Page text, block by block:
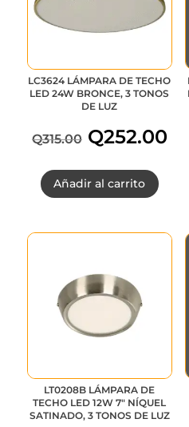
LC3624 LÁMPARA DE TECHO
LED 24W BRONCE, 3 TONOS
DE LUZ
Q315.00
precio
original
era:
Q315.00.
Q252.00
Añadir al carrito
LT0208B LÁMPARA DE
TECHO LED 12W 7″ NÍQUEL
SATINADO, 3 TONOS DE LUZ